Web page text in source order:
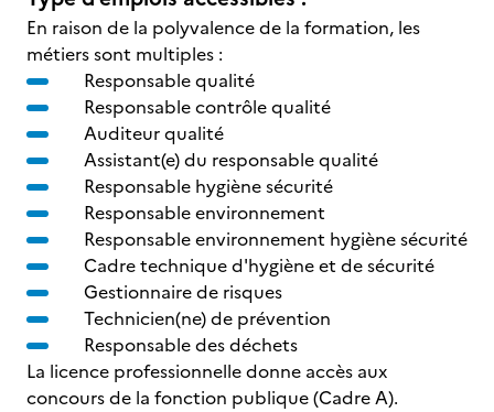
En raison de la polyvalence de la formation, les
métiers sont multiples :
Responsable qualité
Responsable contrôle qualité
Auditeur qualité
Assistant(e) du responsable qualité
Responsable hygiène sécurité
Responsable environnement
Responsable environnement hygiène sécurité
Cadre technique d'hygiène et de sécurité
Gestionnaire de risques
Technicien(ne) de prévention
Responsable des déchets
La licence professionnelle donne accès aux
concours de la fonction publique (Cadre A).